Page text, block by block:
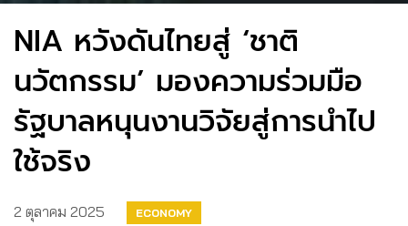
NIA หวังดันไทยสู่ ‘ชาติ
นวัตกรรม’ มองความร่วมมือ
รัฐบาลหนุนงานวิจัยสู่การนำไป
ใช้จริง
2 ตุลาคม 2025 ECONOMY